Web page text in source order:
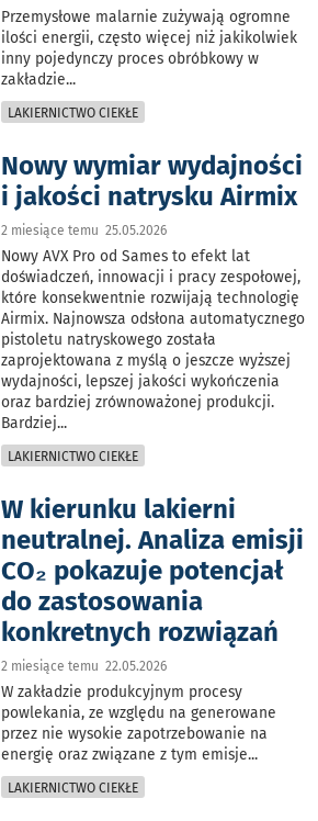
Przemysłowe malarnie zużywają ogromne
ilości energii, często więcej niż jakikolwiek
inny pojedynczy proces obróbkowy w
zakładzie...
LAKIERNICTWO CIEKŁE
Nowy wymiar wydajności
i jakości natrysku Airmix
2 miesiące temu 25.05.2026
Nowy AVX Pro od Sames to efekt lat
doświadczeń, innowacji i pracy zespołowej,
które konsekwentnie rozwijają technologię
Airmix. Najnowsza odsłona automatycznego
pistoletu natryskowego została
zaprojektowana z myślą o jeszcze wyższej
wydajności, lepszej jakości wykończenia
oraz bardziej zrównoważonej produkcji.
Bardziej...
LAKIERNICTWO CIEKŁE
W kierunku lakierni
neutralnej. Analiza emisji
CO₂ pokazuje potencjał
do zastosowania
konkretnych rozwiązań
2 miesiące temu 22.05.2026
W zakładzie produkcyjnym procesy
powlekania, ze względu na generowane
przez nie wysokie zapotrzebowanie na
energię oraz związane z tym emisje...
LAKIERNICTWO CIEKŁE